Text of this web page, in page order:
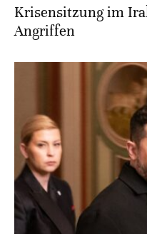
Krisensitzung im
Angriffen